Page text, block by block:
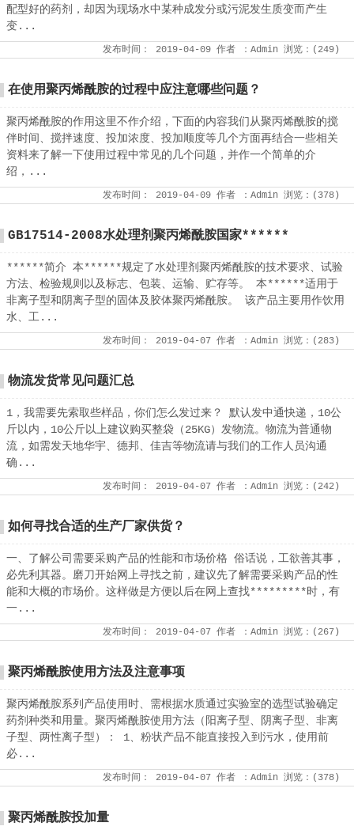
配型好的药剂，却因为现场水中某种成发分或污泥发生质变而产生
变...
发布时间： 2019-04-09 作者 ：Admin 浏览：( 249 )
在使用聚丙烯酰胺的过程中应注意哪些问题？
聚丙烯酰胺的作用这里不作介绍，下面的内容我们从聚丙烯酰胺的搅
伴时间、搅拌速度、投加浓度、投加顺度等几个方面再结合一些相关
资料来了解一下使用过程中常见的几个问题，并作一个简单的介
绍，...
发布时间： 2019-04-09 作者 ：Admin 浏览：( 378 )
GB17514-2008水处理剂聚丙烯酰胺国家******
******简介 本******规定了水处理剂聚丙烯酰胺的技术要求、试验
方法、检验规则以及标志、包装、运输、贮存等。 本******适用于
非离子型和阴离子型的固体及胶体聚丙烯酰胺。 该产品主要用作饮用
水、工...
发布时间： 2019-04-07 作者 ：Admin 浏览：( 283 )
物流发货常见问题汇总
1，我需要先索取些样品，你们怎么发过来？ 默认发中通快递，10公
斤以内，10公斤以上建议购买整袋（25KG）发物流。物流为普通物
流，如需发天地华宇、德邦、佳吉等物流请与我们的工作人员沟通
确...
发布时间： 2019-04-07 作者 ：Admin 浏览：( 242 )
如何寻找合适的生产厂家供货？
一、了解公司需要采购产品的性能和市场价格 俗话说，工欲善其事，
必先利其器。磨刀开始网上寻找之前，建议先了解需要采购产品的性
能和大概的市场价。这样做是方便以后在网上查找*********时，有
一...
发布时间： 2019-04-07 作者 ：Admin 浏览：( 267 )
聚丙烯酰胺使用方法及注意事项
聚丙烯酰胺系列产品使用时、需根据水质通过实验室的选型试验确定
药剂种类和用量。聚丙烯酰胺使用方法（阳离子型、阴离子型、非离
子型、两性离子型）： 1、粉状产品不能直接投入到污水，使用前
必...
发布时间： 2019-04-07 作者 ：Admin 浏览：( 378 )
聚丙烯酰胺投加量